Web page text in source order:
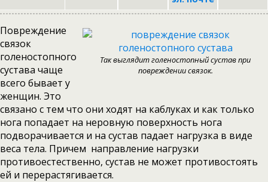
Так выглядит голеностопный сустав при
повреждении связок.
Повреждение
связок
голеностопного
сустава чаще
всего бывает у
женщин. Это
связано с тем что они ходят на каблуках и как только
нога попадает на неровную поверхность нога
подворачивается и на сустав падает нагрузка в виде
веса тела. Причем направление нагрузки
противоестественно, сустав не может противостоять
ей и перерастягивается.